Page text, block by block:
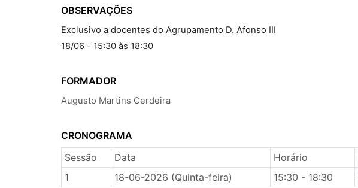
OBSERVAÇÕES
Exclusivo a docentes do Agrupamento D. Afonso III
18/06 - 15:30 às 18:30
FORMADOR
Augusto Martins Cerdeira
CRONOGRAMA
Sessão
Data Horário
1
18-06-2026 (Quinta-feira) 15:30 - 18:30